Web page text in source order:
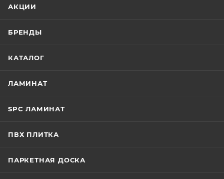
АКЦИИ
БРЕНДЫ
КАТАЛОГ
ЛАМИНАТ
SPC ЛАМИНАТ
ПВХ ПЛИТКА
ПАРКЕТНАЯ ДОСКА